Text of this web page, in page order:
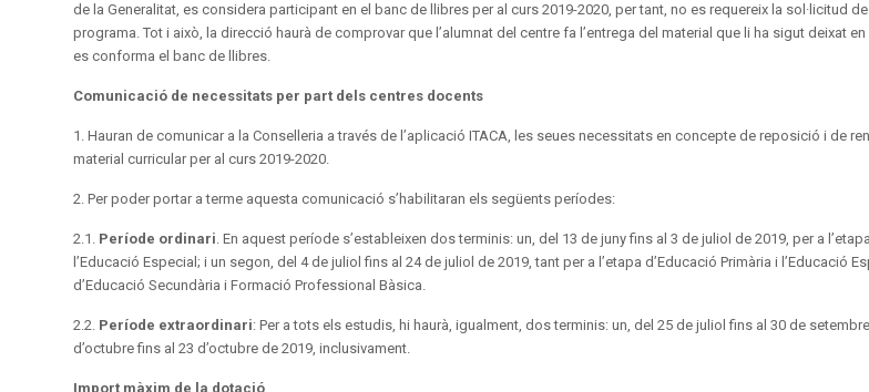
de la Generalitat, es considera participant en el banc de llibres per al curs 2019-2020, per tant, no es requereix la sol·licitud
programa. Tot i això, la direcció haurà de comprovar que l’alumnat del centre fa l’entrega del material que li ha sigut deixat
es conforma el banc de llibres.
Comunicació de necessitats per part dels centres docents
1. Hauran de comunicar a la Conselleria a través de l’aplicació ITACA, les seues necessitats en concepte de reposició i de
material curricular per al curs 2019-2020.
2. Per poder portar a terme aquesta comunicació s’habilitaran els següents períodes:
2.1. Període ordinari. En aquest període s’estableixen dos terminis: un, del 13 de juny fins al 3 de juliol de 2019, per a
l’Educació Especial; i un segon, del 4 de juliol fins al 24 de juliol de 2019, tant per a l’etapa d’Educació Primària i l’Educació
d’Educació Secundària i Formació Professional Bàsica.
2.2. Període extraordinari: Per a tots els estudis, hi haurà, igualment, dos terminis: un, del 25 de juliol fins al 30 de setembre
d’octubre fins al 23 d’octubre de 2019, inclusivament.
Import màxim de la dotació